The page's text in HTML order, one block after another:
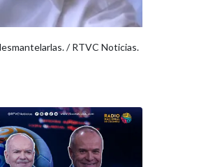
/ RTVC Noticias.